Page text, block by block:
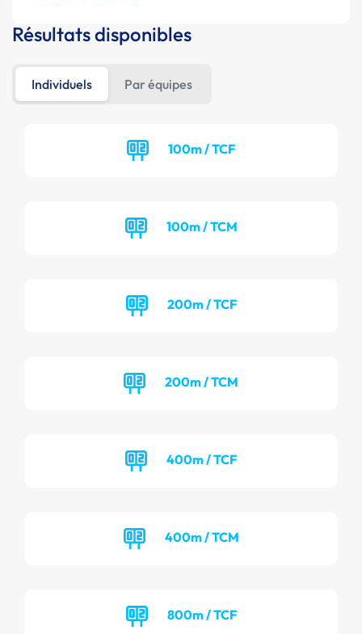
Résultats disponibles
Individuels Par équipes
100m / TCF
100m / TCM
200m / TCF
200m / TCM
400m / TCF
400m / TCM
800m / TCF